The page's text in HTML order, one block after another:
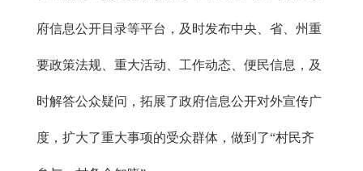
府信息公开目录等平台，及时发布中央、省、州重
要政策法规、重大活动、工作动态、便民信息，及
时解答公众疑问，拓展了政府信息公开对外宣传广
度，扩大了重大事项的受众群体，做到了“村民齐